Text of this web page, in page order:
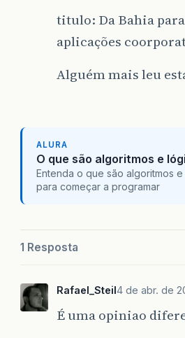
titulo: Da Bahia
aplicações
Alguém mais leu
ALURA
O que são algoritmos e
Entenda o que são algoritmos
para começar a programar
1 Resposta
Rafael_Steil4 de abr. de
É uma opiniao